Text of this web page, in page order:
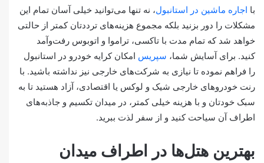
با اجاره ماشین در استانبول، نه تنها می‌توانید خیلی آسان تمام این
مشکلات را دور بزنید بلکه مجموع هزینه‌های ترددتان کمتر از حالتی
خواهد شد که تمام مدت با تاکسی، تراموا و اتوبوس رفت‌وآمد
کنید. برای آسایش شما، سپریس امکان کرایه خودرو در استانبول
را فراهم نموده تا نیازی به شرکت‌های خارجی نیز نداشته باشید. با
رنت خودروهای خارجی شیک و لوکس یا اقتصادی، آزاد هستید تا به
سبک خودتان و با هزینه خیلی کمتر، در میدان تکسیم و جاذبه‌های
اطراف آن سیاحت کنید و از سفر لذت ببرید.
بهترین هتل‌ها در اطراف میدان